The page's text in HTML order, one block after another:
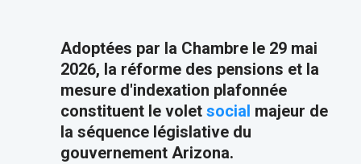
Adoptées par la Chambre le 29 mai
2026, la réforme des pensions et la
mesure d'indexation plafonnée
constituent le volet social majeur de
la séquence législative du
gouvernement Arizona.